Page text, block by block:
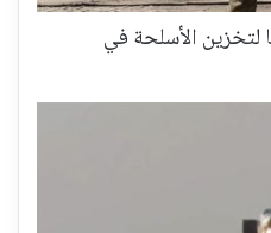
لتخزين الأسلحة في